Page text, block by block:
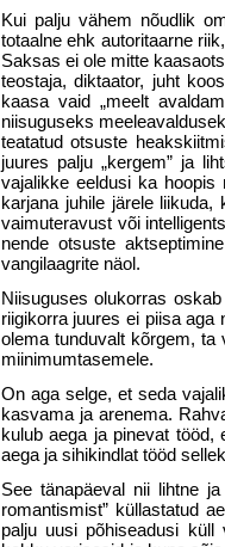
Kui palju vähem nõudlik
totaalne ehk autoritaarne
Saksas ei ole mitte
teostaja, diktaator, juht
kaasa vaid „meelt
niisuguseks
teatatud otsuste
juures palju „kergem” ja
vajalikke eeldusi ka
karjana juhile järele
vaimuteravust või
nende otsuste
vangilaagrite näol.
Niisuguses olukorras
riigikorra juures ei piisa
olema tunduvalt kõrgem, ta
miinimumtasemele.
On aga selge, et seda
kasvama ja arenema.
kulub aega ja pinevat
aega ja sihikindlat tööd
See tänapäeval nii lihtne
romantismist” küllastatud
palju uusi põhiseadusi küll